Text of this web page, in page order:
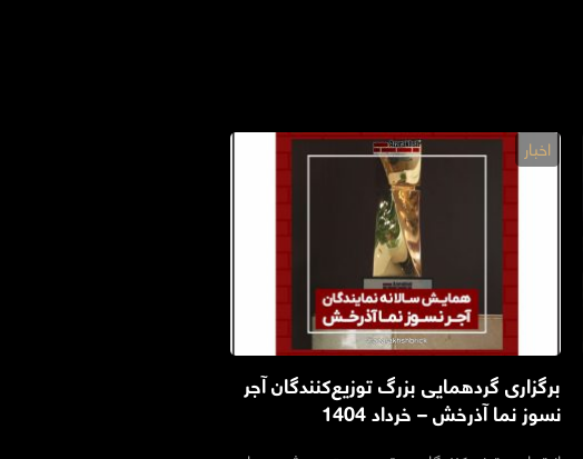
برگزاری گردهمایی بزرگ توزیع‌کنندگان آجر
نسوز نما آذرخش – خرداد 1404
اخبار